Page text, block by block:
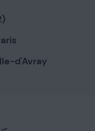
d'Avray